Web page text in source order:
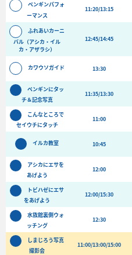
団体向けプラン情報
ペンギンパフォ
ーマンス
11:20/13:15
ふれあいカーニ
バル（アシカ・イル
カ・アザラシ）
12:45/14:45
カワウソガイド 13:30
ペンギンにタッ
チ＆記念写真
11:35/13:30
こんなところで
セイウチにタッチ
11:00
イルカ教室 10:45
アシカにエサを
あげよう
12:00
トビハゼにエサ
をあげよう
12:00/15:30
水族館裏側ウォ
ッチング
12:30
しまじろう写真
撮影会
11:00/13:00/15:00